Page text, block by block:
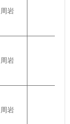
周岩
周岩
周岩